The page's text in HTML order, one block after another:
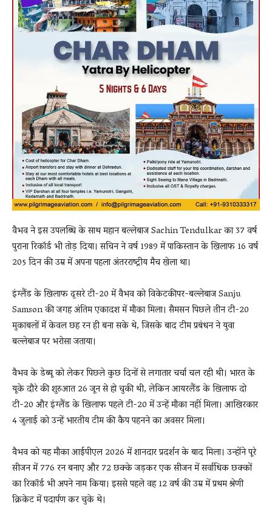
वैभव ने इस उपलब्धि के साथ महान बल्लेबाज Sachin Tendulkar का 37 वर्ष
पुराना रिकॉर्ड भी तोड़ दिया। सचिन ने वर्ष 1989 में पाकिस्तान के खिलाफ 16 वर्ष
205 दिन की उम्र में अपना पहला अंतरराष्ट्रीय मैच खेला था।
इंग्लैंड के खिलाफ दूसरे टी-20 में वैभव को विकेटकीपर-बल्लेबाज Sanju
Samson की जगह अंतिम एकादश में मौका मिला। सैमसन पिछले तीन टी-20
मुकाबलों में केवल छह रन ही बना सके थे, जिसके बाद टीम प्रबंधन ने युवा
बल्लेबाज पर भरोसा जताया।
वैभव के डेब्यू को लेकर पिछले कुछ दिनों से लगातार चर्चा चल रही थी। भारत के
यूके दौरे की शुरुआत 26 जून से हो चुकी थी, लेकिन आयरलैंड के खिलाफ दो
टी-20 और इंग्लैंड के खिलाफ पहले टी-20 में उन्हें मौका नहीं मिला। आखिरकार
4 जुलाई को उन्हें भारतीय टीम की कैप पहनने का अवसर मिला।
वैभव को यह मौका आईपीएल 2026 में शानदार प्रदर्शन के बाद मिला। उन्होंने पूरे
सीजन में 776 रन बनाए और 72 छक्के जड़कर एक सीजन में सर्वाधिक छक्कों
का रिकॉर्ड भी अपने नाम किया। इससे पहले वह 12 वर्ष की उम्र में प्रथम श्रेणी
क्रिकेट में पदार्पण कर चुके थे।